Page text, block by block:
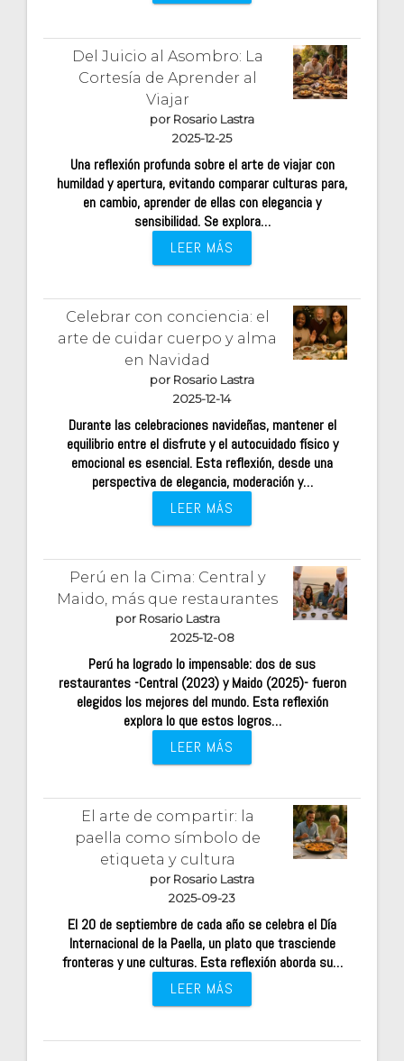
Del Juicio al Asombro: La
Cortesía de Aprender al
Viajar
por Rosario Lastra
2025-12-25
Una reflexión profunda sobre el arte de viajar con
humildad y apertura, evitando comparar culturas para,
en cambio, aprender de ellas con elegancia y
sensibilidad. Se explora…
LEER MÁS
Celebrar con conciencia: el
arte de cuidar cuerpo y alma
en Navidad
por Rosario Lastra
2025-12-14
Durante las celebraciones navideñas, mantener el
equilibrio entre el disfrute y el autocuidado físico y
emocional es esencial. Esta reflexión, desde una
perspectiva de elegancia, moderación y…
LEER MÁS
Perú en la Cima: Central y
Maido, más que restaurantes
por Rosario Lastra
2025-12-08
Perú ha logrado lo impensable: dos de sus
restaurantes -Central (2023) y Maido (2025)- fueron
elegidos los mejores del mundo. Esta reflexión
explora lo que estos logros…
LEER MÁS
El arte de compartir: la
paella como símbolo de
etiqueta y cultura
por Rosario Lastra
2025-09-23
El 20 de septiembre de cada año se celebra el Día
Internacional de la Paella, un plato que trasciende
fronteras y une culturas. Esta reflexión aborda su…
LEER MÁS